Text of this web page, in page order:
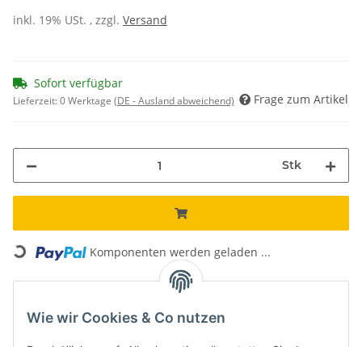
inkl. 19% USt. , zzgl. Versand
Sofort verfügbar
Lieferzeit:0 Werktage (DE - Ausland abweichend) Frage zum Artikel
Stk
Komponenten werden geladen ...
Kostenloser Versand*
Wie wir Cookies & Co nutzen